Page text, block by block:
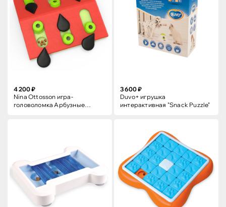
4 200 ₽
Nina Ottosson игра-
головоломка Арбузные
3 600 ₽
Duvo+ игрушка
интерактивная "Snack Puzzle"